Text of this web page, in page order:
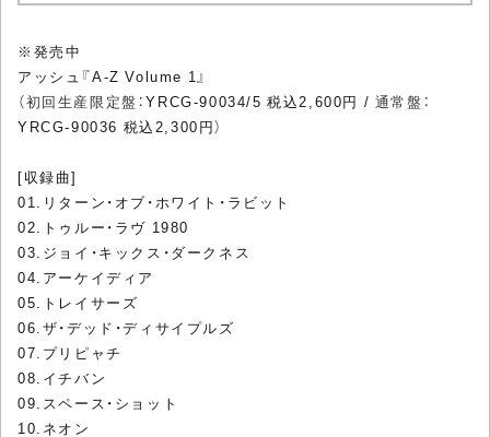
※発売中
アッシュ『A-Z Volume 1』
（初回生産限定盤 ：YRCG-90034/5 税込2,600円 / 通常盤 ：
YRCG-90036 税込2,300円）
[収録曲]
01.リターン・オブ・ホワイト・ラビット
02.トゥルー・ラヴ 1980
03.ジョイ・キックス・ダークネス
04.アーケイディア
05.トレイサーズ
06.ザ・デッド・ディサイプルズ
07.プリピャチ
08.イチバン
09.スペース・ショット
10.ネオン